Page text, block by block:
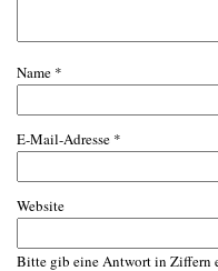
Name *
E-Mail-Adresse *
Website
Bitte gib eine Antwort in Ziffern